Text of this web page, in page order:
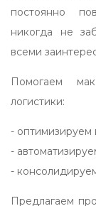
постоянно
никогда не
всеми
Помогаем
логистики:
- оптимизируем
-
-
Предлагаем